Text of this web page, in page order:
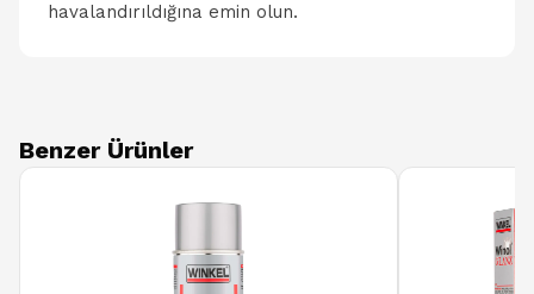
havalandırıldığına emin olun.
Benzer Ürünler